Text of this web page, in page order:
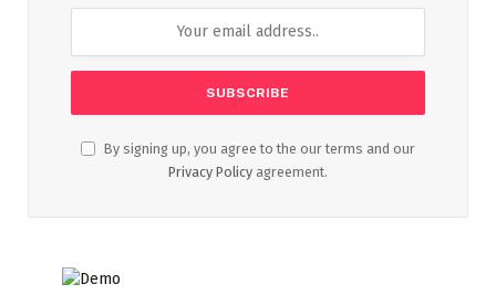
By signing up, you agree to the our terms and our
Privacy Policy agreement.